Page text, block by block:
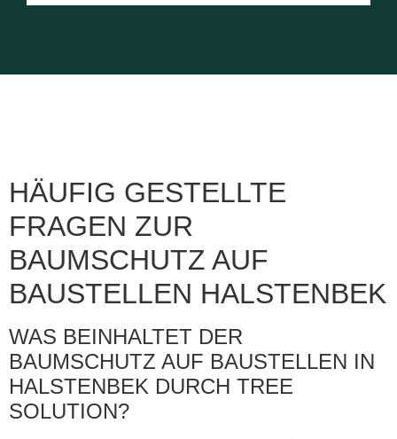
HÄUFIG GESTELLTE
FRAGEN ZUR
BAUMSCHUTZ AUF
BAUSTELLEN HALSTENBEK
WAS BEINHALTET DER
BAUMSCHUTZ AUF BAUSTELLEN IN
HALSTENBEK DURCH TREE
SOLUTION?